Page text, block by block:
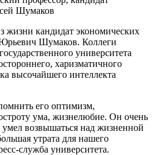
жизни кандидат экономических
Шумаков. Коллеги
университета
харизматичного
высочайшего интеллекта
его оптимизм,
ума, жизнелюбие. Он очень
возвышаться над жизненной
утрата для нашего
служба университета.